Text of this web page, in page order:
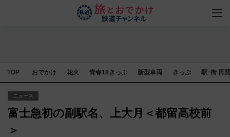
TOP おでかけ 花火 青春18きっぷ 新型車両 きっぷ 駅･街 再
ニュース
富士急初の副駅名、上大月＜都留高校前
＞